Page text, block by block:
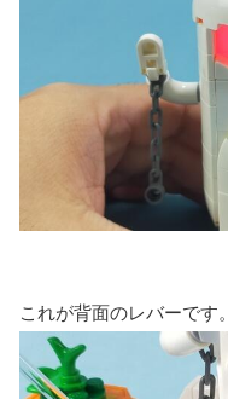
これが背面のレバーです。